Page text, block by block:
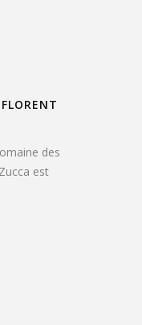
FLORENT
des
est